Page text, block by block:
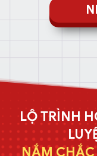
LỘ TRÌNH
NẮM